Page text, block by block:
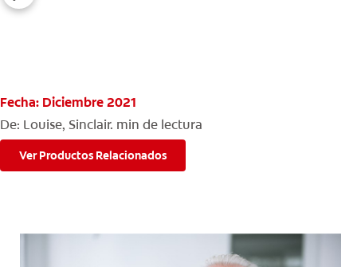
Fecha: Diciembre 2021
De: Louise, Sinclair. min de lectura
Ver Productos Relacionados